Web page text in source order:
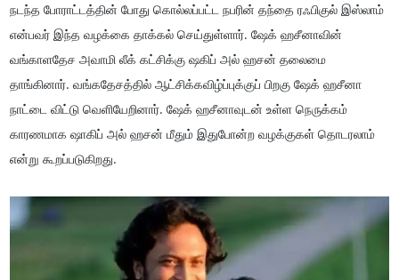
நடந்த போராட்டத்தின் போது கொல்லப்பட்ட நபரின் தந்தை ரஃபிகுல் இஸ்லாம்
என்பவர் இந்த வழக்கை தாக்கல் செய்துள்ளார். ஷேக் ஹசீனாவின்
வங்காளதேச அவாமி லீக் கட்சிக்கு ஷகிப் அல் ஹசன் தலைமை
தாங்கினார். வங்கதேசத்தில் ஆட்சிக்கவிழ்ப்புக்குப் பிறகு ஷேக் ஹசீனா
நாட்டை விட்டு வெளியேறினார். ஷேக் ஹசீனாவுடன் உள்ள நெருக்கம்
காரணமாக ஷாகிப் அல் ஹசன் மீதும் இதுபோன்ற வழக்குகள் தொடரலாம்
என்று கூறப்படுகிறது.